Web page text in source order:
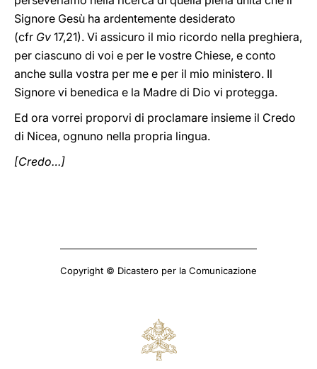
Signore Gesù ha ardentemente desiderato
(cfr Gv 17,21). Vi assicuro il mio ricordo nella preghiera,
per ciascuno di voi e per le vostre Chiese, e conto
anche sulla vostra per me e per il mio ministero. Il
Signore vi benedica e la Madre di Dio vi protegga.
Ed ora vorrei proporvi di proclamare insieme il Credo
di Nicea, ognuno nella propria lingua.
[Credo…]
Copyright © Dicastero per la Comunicazione